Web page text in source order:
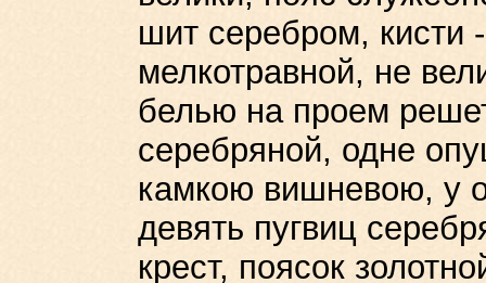
шит серебром, кисти
мелкотравной, не
белью на проем
серебряной, одне
камкою вишневою, у
девять пугвиц
крест, поясок